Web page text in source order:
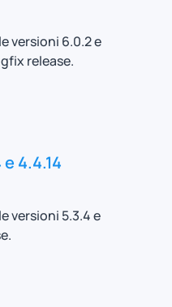
versioni 6.0.2 e
release.
4.4.14
versioni 5.3.4 e